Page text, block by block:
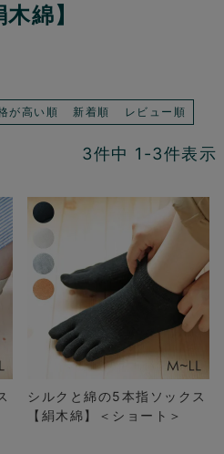
木綿】
が高い順 新着順 レビュー順
3件中 1 -3件表示
シルクと綿の5本指ソックス
【絹木綿】＜ショート＞